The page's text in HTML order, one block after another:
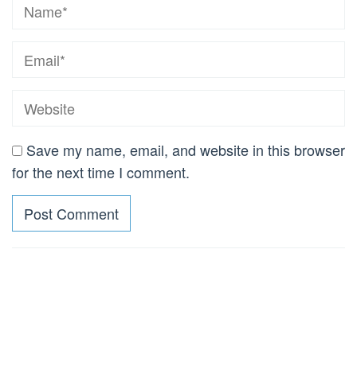
Save my name, email, and website in this browser
for the next time I comment.